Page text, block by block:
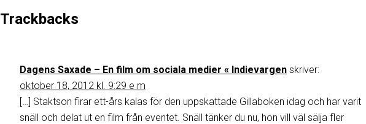
Trackbacks
Dagens Saxade – En film om sociala medier « Indievargen skriver:
oktober 18, 2012 kl. 9:29 e m
[…] Staktson firar ett-års kalas för den uppskattade Gillaboken idag och har varit
snäll och delat ut en film från eventet. Snäll tänker du nu, hon vill väl sälja fler